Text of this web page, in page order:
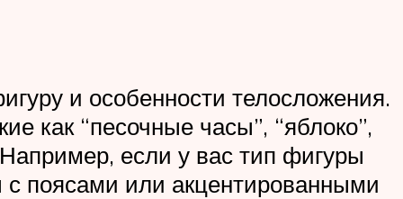
и особенности телосложения.
как “песочные часы”, “яблоко”,
если у вас тип фигуры
поясами или акцентированными